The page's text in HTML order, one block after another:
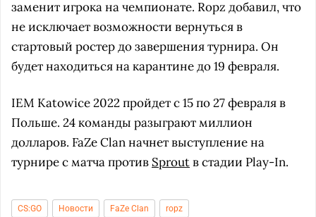
заменит игрока на чемпионате. Ropz добавил, что
не исключает возможности вернуться в
стартовый ростер до завершения турнира. Он
будет находиться на карантине до 19 февраля.
IEM Katowice 2022 пройдет с 15 по 27 февраля в
Польше. 24 команды разыграют миллион
долларов. FaZe Clan начнет выступление на
турнире с матча против Sproutв стадии Play-In.
CS:GO Новости FaZe Clan ropz